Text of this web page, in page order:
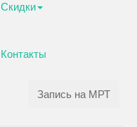
Скидки
Контакты
Запись на МРТ